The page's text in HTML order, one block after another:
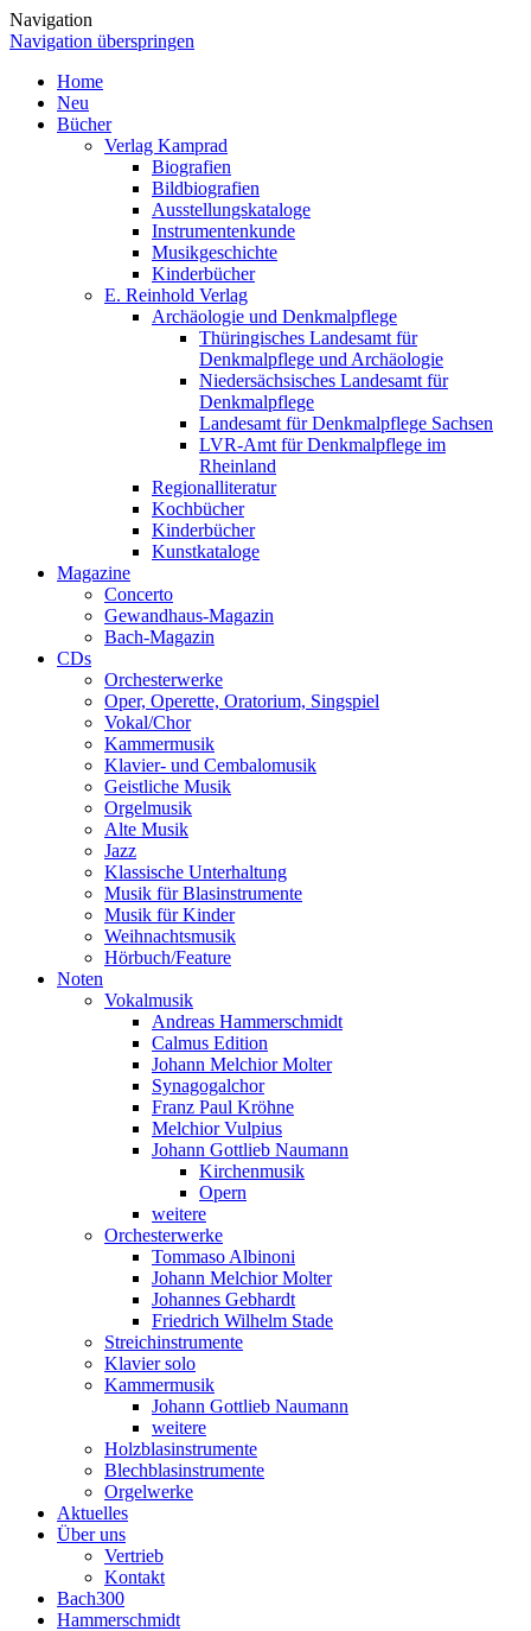
Navigation
Navigation überspringen
Home
Neu
Bücher
Verlag Kamprad
Biografien
Bildbiografien
Ausstellungskataloge
Instrumentenkunde
Musikgeschichte
Kinderbücher
E. Reinhold Verlag
Archäologie und Denkmalpflege
Thüringisches Landesamt für
Denkmalpflege und Archäologie
Niedersächsisches Landesamt für
Denkmalpflege
Landesamt für Denkmalpflege Sachsen
LVR-Amt für Denkmalpflege im
Rheinland
Regionalliteratur
Kochbücher
Kinderbücher
Kunstkataloge
Magazine
Concerto
Gewandhaus-Magazin
Bach-Magazin
CDs
Orchesterwerke
Oper, Operette, Oratorium, Singspiel
Vokal/Chor
Kammermusik
Klavier- und Cembalomusik
Geistliche Musik
Orgelmusik
Alte Musik
Jazz
Klassische Unterhaltung
Musik für Blasinstrumente
Musik für Kinder
Weihnachtsmusik
Hörbuch/Feature
Noten
Vokalmusik
Andreas Hammerschmidt
Calmus Edition
Johann Melchior Molter
Synagogalchor
Franz Paul Kröhne
Melchior Vulpius
Johann Gottlieb Naumann
Kirchenmusik
Opern
weitere
Orchesterwerke
Tommaso Albinoni
Johann Melchior Molter
Johannes Gebhardt
Friedrich Wilhelm Stade
Streichinstrumente
Klavier solo
Kammermusik
Johann Gottlieb Naumann
weitere
Holzblasinstrumente
Blechblasinstrumente
Orgelwerke
Aktuelles
Über uns
Vertrieb
Kontakt
Bach300
Hammerschmidt